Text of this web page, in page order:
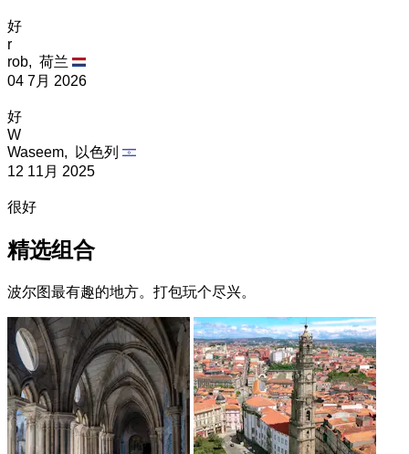
好
r
rob, 荷兰
04 7月 2026
好
W
Waseem, 以色列
12 11月 2025
很好
精选组合
波尔图最有趣的地方。打包玩个尽兴。